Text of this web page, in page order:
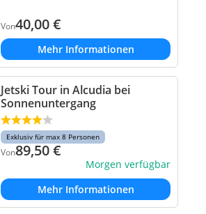
Von40,00€
Mehr Informationen
Jetski Tour in Alcudia bei
Sonnenuntergang
Exklusiv für max 8 Personen
Von89,50€
Morgen verfügbar
Mehr Informationen